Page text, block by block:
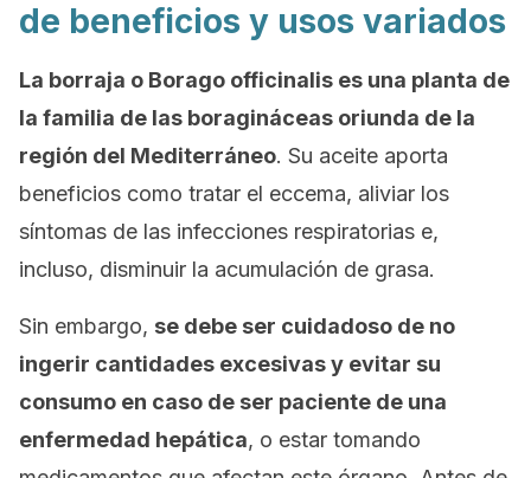
de beneficios y usos variados
La borraja o Borago officinalis es una planta de
la familia de las boragináceas oriunda de la
región del Mediterráneo. Su aceite aporta
beneficios como tratar el eccema, aliviar los
síntomas de las infecciones respiratorias e,
incluso, disminuir la acumulación de grasa.
Sin embargo, se debe ser cuidadoso de no
ingerir cantidades excesivas y evitar su
consumo en caso de ser paciente de una
enfermedad hepática, o estar tomando